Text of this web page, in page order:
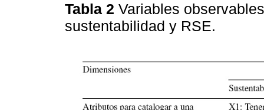
Tabla 2 Variables
sustentabilidad y RSE.